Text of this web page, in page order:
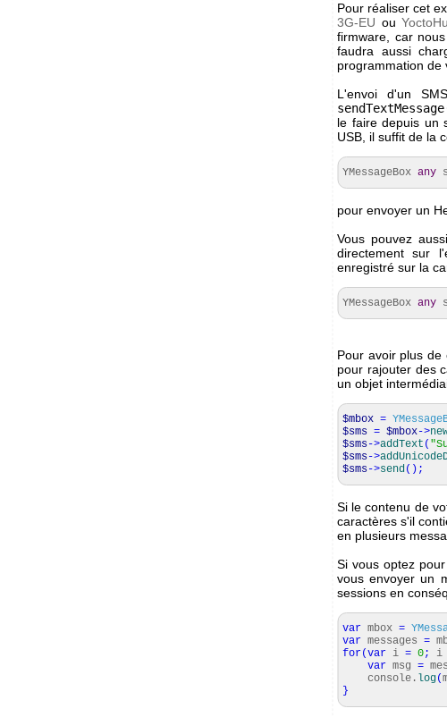
Pour réaliser cet
3G-EU ou
firmware, car
faudra aussi
programmation de
L'envoi d'un
le faire depuis un
USB, il suffit de la
YMessageBox any
pour envoyer un
Vous pouvez
directement sur
enregistré sur la
YMessageBox any
Pour avoir plus de
pour rajouter des
un objet
$mbox =
$sms = $mbox->
$sms->addText (
$sms->
$sms->send( ) ;
Si le contenu de
caractères s'il
en plusieurs
Si vous optez
vous envoyer un
sessions en
var mbox =
var messages =
for(var i = 0; i
var msg =
console. log(
}